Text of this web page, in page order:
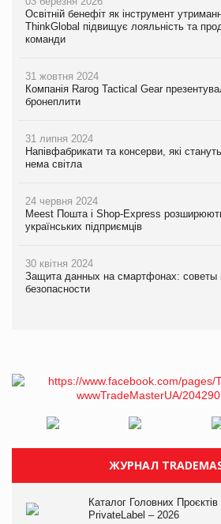
Освітній бенефіт як інструмент
ThinkGlobal підвищує лояльність та
команди
31 жовтня 2024
Компанія Rarog Tactical Gear
бронеплити
31 липня 2024
Напівфабрикати та консерви, які
нема світла
24 червня 2024
Meest Пошта і Shop-Express
українських підприємців
30 квітня 2024
Защита данных на смартфонах:
безопасности
ЖУРНАЛ
Каталог Головних Проєктів
PrivateLabel – 2026